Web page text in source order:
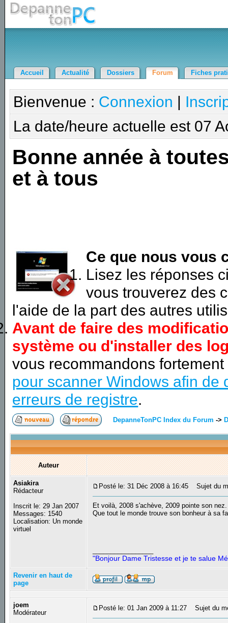
Accueil Actualité Dossiers Forum Fiches
Bienvenue : Connexion |
La date/heure actuelle est 07
Bonne année à
et à tous
Ce que nous vous
Lisez les réponses
vous trouverez des
l'aide de la part des autres
Avant de faire des
système ou d'installer des
vous recommandons
pour scanner Windows afin de
erreurs de registre.
DepanneTonPC Index du Forum ->
Auteur
Asiakira
Rédacteur
Inscrit le: 29 Jan 2007
Messages: 1540
Localisation: Un monde
virtuel
Posté le: 31 Déc 2008 à 16:45 Sujet du
Et voilà, 2008 s'achève, 2009 pointe son
Que tout le monde trouve son bonheur à sa
"Bonjour Dame Tristesse et je te salue
Revenir en haut de
page
joem
Modérateur
Posté le: 01 Jan 2009 à 11:27 Sujet du